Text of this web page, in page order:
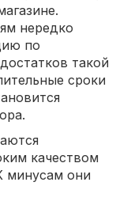
нередко
по
такой
сроки
качеством
минусам они